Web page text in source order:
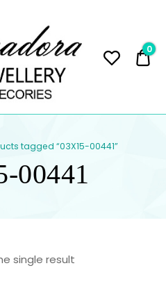
0
tagged “03X15-00441”
00441
single result